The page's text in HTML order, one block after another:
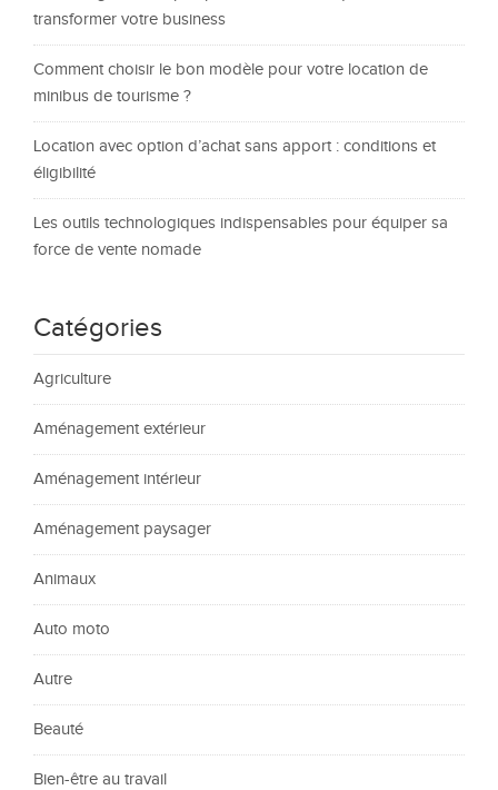
transformer votre business
Comment choisir le bon modèle pour votre location de
minibus de tourisme ?
Location avec option d’achat sans apport : conditions et
éligibilité
Les outils technologiques indispensables pour équiper sa
force de vente nomade
Catégories
Agriculture
Aménagement extérieur
Aménagement intérieur
Aménagement paysager
Animaux
Auto moto
Autre
Beauté
Bien-être au travail